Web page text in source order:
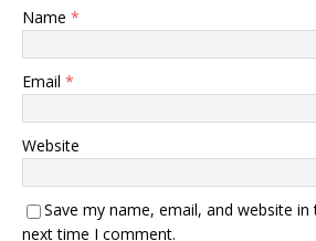
Name *
Email *
Website
Save my name, email, and website
next time I comment.